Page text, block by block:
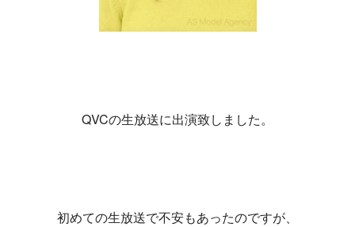
QVCの生放送に出演致しました。
初めての生放送で不安もあったのですが、